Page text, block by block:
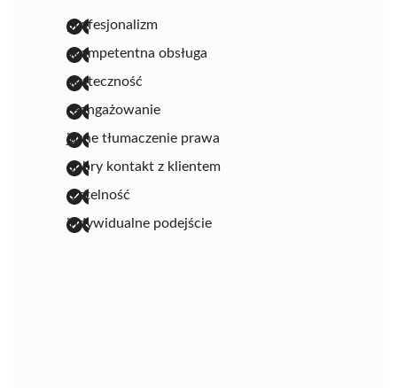
profesjonalizm
skompetentna obsługa
skuteczność
zaangażowanie
jasne tłumaczenie prawa
dobry kontakt z klientem
rzetelność
indywidualne podejście